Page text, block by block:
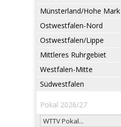
Münsterland/Hohe Mark
Ostwestfalen-Nord
Ostwestfalen/Lippe
Mittleres Ruhrgebiet
Westfalen-Mitte
Südwestfalen
Pokal 2026/27